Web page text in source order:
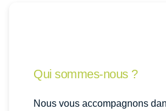
Qui sommes-nous ?
Nous vous accompagnons